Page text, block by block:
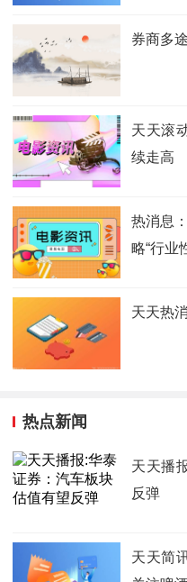
券商多
天天滚
续走高
热消息
略“行业
天天热
热点新闻
天天播
反弹
天天简